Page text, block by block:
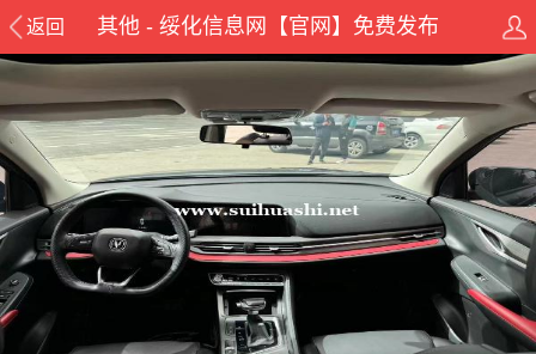
返回 其他 - 绥化信息网【官网】免费发布